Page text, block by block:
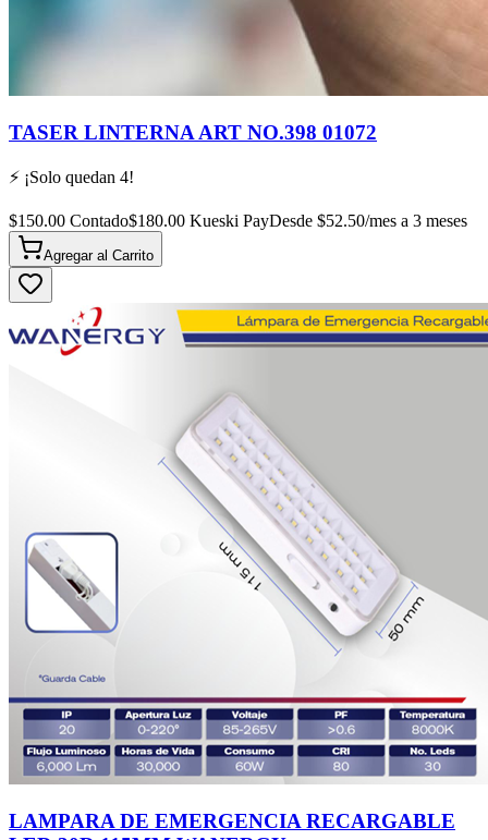
TASER LINTERNA ART NO.398 01072
⚡ ¡Solo quedan 4!
$150.00 Contado$180.00 Kueski PayDesde $52.50/mes a 3 meses
Agregar al Carrito
LAMPARA DE EMERGENCIA RECARGABLE